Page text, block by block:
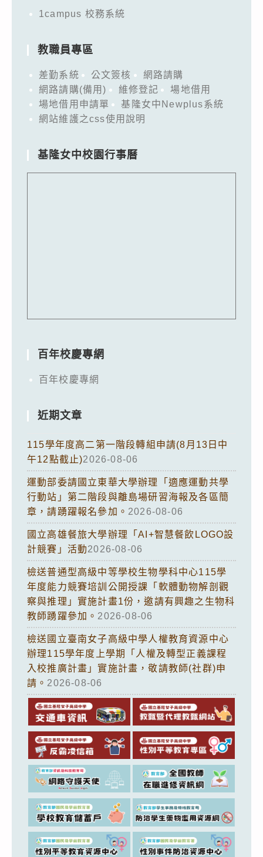
1campus 校務系統
教職員專區
差勤系統 公文簽核
網路請購
網路請購(備用)
維修登記
場地借用
場地借用申請單
基隆女中Newplus系統
網站維護之css使用說明
基隆女中校園行事曆
百年校慶專網
百年校慶專網
近期文章
115學年度高二第一階段轉組申請(8月13日中
午12點截止)2026-08-06
運動部委請國立東華大學辦理「適應運動共學
行動站」第二階段與離島場研習海報及各區簡
章，請踴躍報名參加。 2026-08-06
國立高雄餐旅大學辦理「AI+智慧餐飲LOGO設
計競賽」活動2026-08-06
檢送普通型高級中等學校生物學科中心115學
年度能力競賽培訓公開授課「軟體動物解剖觀
察與推理」實施計畫1份，邀請有興趣之生物科
教師踴躍參加。 2026-08-06
檢送國立臺南女子高級中學人權教育資源中心
辦理115學年度上學期「人權及轉型正義課程
入校推廣計畫」實施計畫，敬請教師(社群)申
請。 2026-08-06